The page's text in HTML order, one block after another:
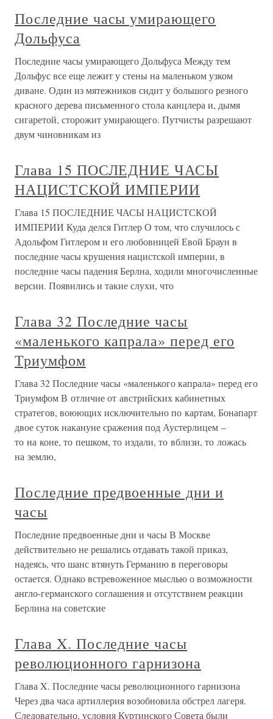
Последние часы умирающего
Дольфуса
Последние часы умирающего Дольфуса Между тем
Дольфус все еще лежит у стены на маленьком узком
диване. Один из мятежников сидит у большого резного
красного дерева письменного стола канцлера и, дымя
сигаретой, сторожит умирающего. Путчисты разрешают
двум чиновникам из
Глава 15 ПОСЛЕДНИЕ ЧАСЫ
НАЦИСТСКОЙ ИМПЕРИИ
Глава 15 ПОСЛЕДНИЕ ЧАСЫ НАЦИСТСКОЙ
ИМПЕРИИ Куда делся Гитлер О том, что случилось с
Адольфом Гитлером и его любовницей Евой Браун в
последние часы крушения нацистской империи, в
последние часы падения Берлна, ходили многочисленные
версии. Появились и такие слухи, что
Глава 32 Последние часы
«маленького капрала» перед его
Триумфом
Глава 32 Последние часы «маленького капрала» перед его
Триумфом В отличие от австрийских кабинетных
стратегов, воюющих исключительно по картам, Бонапарт
двое суток накануне сражения под Аустерлицем –
то на коне, то пешком, то издали, то вблизи, то ложась
на землю,
Последние предвоенные дни и
часы
Последние предвоенные дни и часы В Москве
действительно не решались отдавать такой приказ,
надеясь, что шанс втянуть Германию в переговоры
остается. Однако встревоженное мыслью о возможности
англо-германского соглашения и отсутствием реакции
Берлина на советские
Глава X. Последние часы
революционного гарнизона
Глава X. Последние часы революционного гарнизона
Через два часа артиллерия возобновила обстрел лагеря.
Следовательно, условия Куртинского Совета были